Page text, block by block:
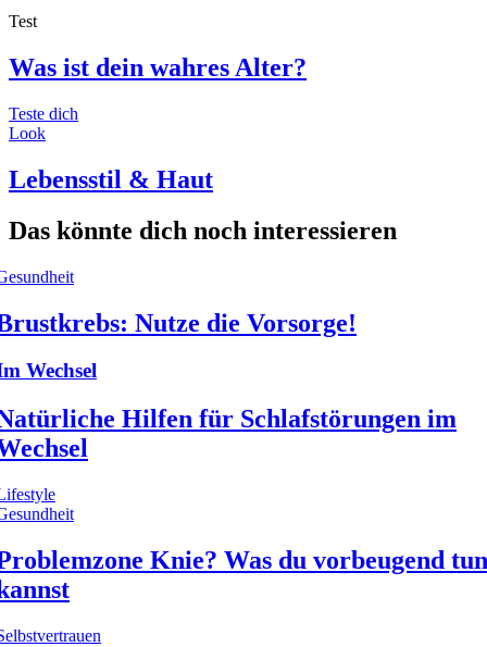
Test
Was ist dein wahres Alter?
Teste dich
Look
Lebensstil & Haut
Das könnte dich noch interessieren
Nutze die Vorsorge!
Wechsel
Hilfen für Schlafstörungen im
Knie? Was du vorbeugend tun